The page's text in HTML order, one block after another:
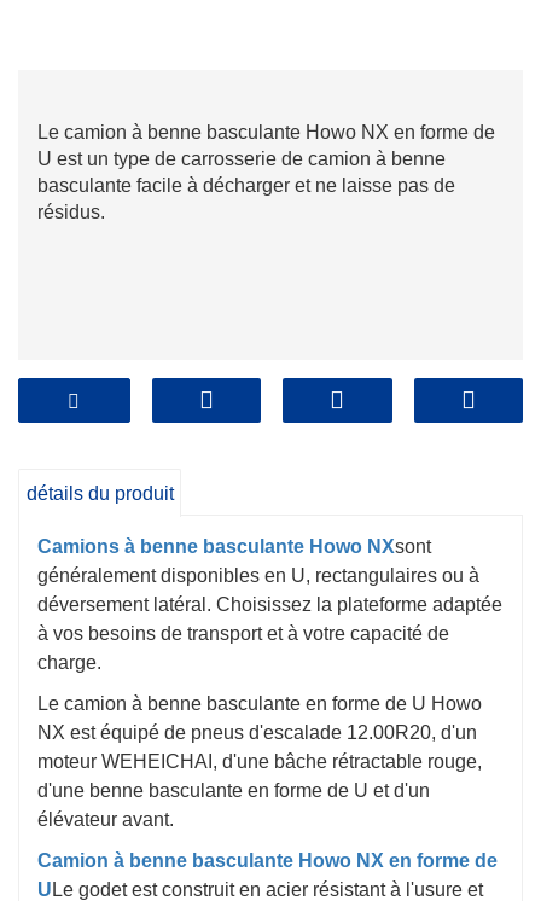
Le camion à benne basculante Howo NX en forme de
U est un type de carrosserie de camion à benne
basculante facile à décharger et ne laisse pas de
résidus.
détails du produit
Camions à benne basculante Howo NXsont
généralement disponibles en U, rectangulaires ou à
déversement latéral. Choisissez la plateforme adaptée
à vos besoins de transport et à votre capacité de
charge.
Le camion à benne basculante en forme de U Howo
NX est équipé de pneus d'escalade 12.00R20, d'un
moteur WEHEICHAI, d'une bâche rétractable rouge,
d'une benne basculante en forme de U et d'un
élévateur avant.
Camion à benne basculante Howo NX en forme de
U Le godet est construit en acier résistant à l'usure et